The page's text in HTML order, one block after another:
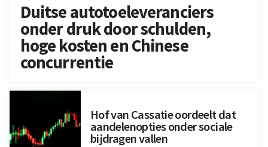
Duitse autotoeleveranciers
onder druk door schulden,
hoge kosten en Chinese
concurrentie
Hof van Cassatie oordeelt dat
aandelenopties onder sociale
bijdragen vallen